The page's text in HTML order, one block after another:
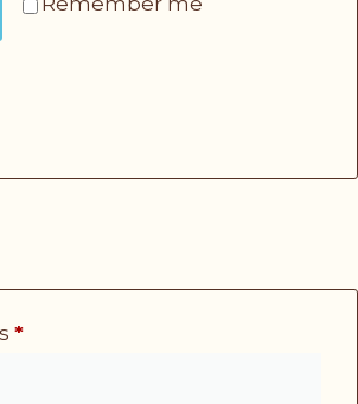
*